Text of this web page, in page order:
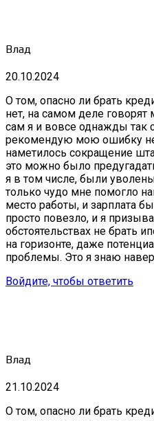
Влад
20.10.2024
О том, опасно ли брать
нет, на самом деле
сам я и вовсе однажды так
рекомендую мою ошибку
наметилось сокращение
это можно было
я в том числе, были
только чудо мне помогло
место работы, и зарплата
просто повезло, и я
обстоятельствах не брать
на горизонте, даже
проблемы. Это я знаю
Войдите, чтобы ответить
Влад
21.10.2024
О том, опасно ли брать